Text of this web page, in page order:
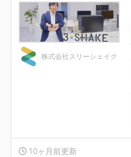
株式会社スリーシェイク
10ヶ月前更新